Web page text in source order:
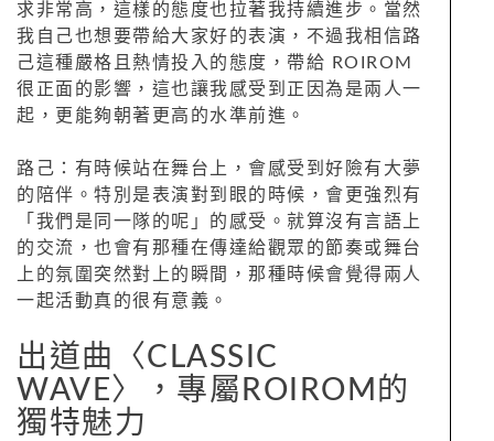
求非常高，這樣的態度也拉著我持續進步。當然
我自己也想要帶給大家好的表演，不過我相信路
己這種嚴格且熱情投入的態度，帶給 ROIROM
很正面的影響，這也讓我感受到正因為是兩人一
起，更能夠朝著更高的水準前進。
路己：有時候站在舞台上，會感受到好險有大夢
的陪伴。特別是表演對到眼的時候，會更強烈有
「我們是同一隊的呢」的感受。就算沒有言語上
的交流，也會有那種在傳達給觀眾的節奏或舞台
上的氛圍突然對上的瞬間，那種時候會覺得兩人
一起活動真的很有意義。
出道曲〈CLASSIC
WAVE〉，專屬ROIROM的
獨特魅力